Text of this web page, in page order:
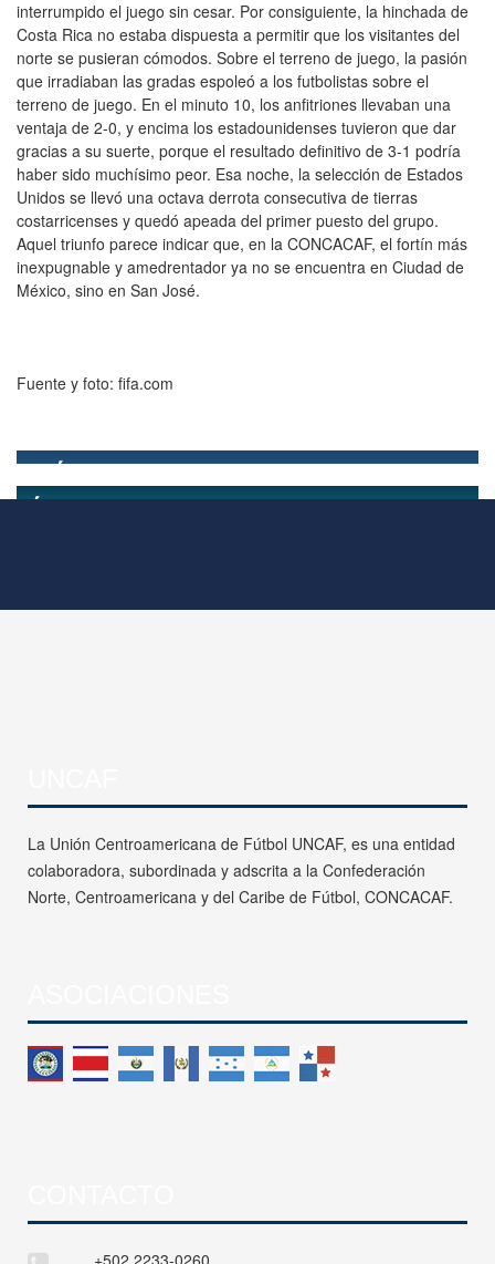
interrumpido el juego sin cesar. Por consiguiente, la hinchada de
Costa Rica no estaba dispuesta a permitir que los visitantes del
norte se pusieran cómodos. Sobre el terreno de juego, la pasión
que irradiaban las gradas espoleó a los futbolistas sobre el
terreno de juego. En el minuto 10, los anfitriones llevaban una
ventaja de 2-0, y encima los estadounidenses tuvieron que dar
gracias a su suerte, porque el resultado definitivo de 3-1 podría
haber sido muchísimo peor. Esa noche, la selección de Estados
Unidos se llevó una octava derrota consecutiva de tierras
costarricenses y quedó apeada del primer puesto del grupo.
Aquel triunfo parece indicar que, en la CONCACAF, el fortín más
inexpugnable y amedrentador ya no se encuentra en Ciudad de
México, sino en San José.
Fuente y foto: fifa.com
La Unión Centroamericana de Fútbol UNCAF, es una entidad
colaboradora, subordinada y adscrita a la Confederación
Norte, Centroamericana y del Caribe de Fútbol, CONCACAF.
+502 2233-0260